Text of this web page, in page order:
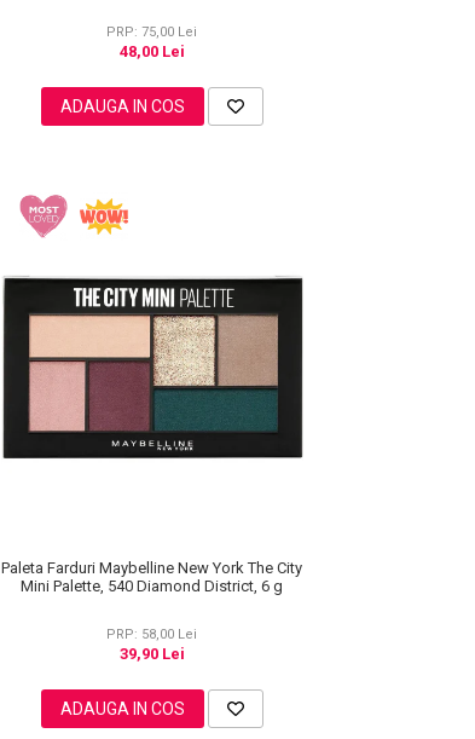
PRP: 75,00 Lei
48,00 Lei
ADAUGA IN COS
Paleta Farduri Maybelline New York The City
Mini Palette, 540 Diamond District, 6 g
PRP: 58,00 Lei
39,90 Lei
ADAUGA IN COS